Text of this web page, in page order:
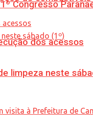
limpeza neste
Congresso
dos acessos